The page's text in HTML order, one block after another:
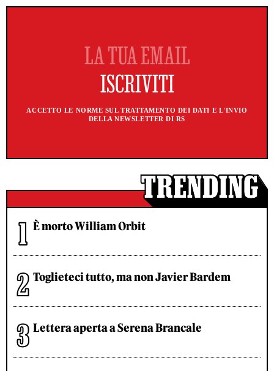
ACCETTO LE NORME SUL TRATTAMENTO DEI DATI E L'INVIO
DELLA NEWSLETTER DI RS
È morto William Orbit
Toglieteci tutto, ma non Javier Bardem
Lettera aperta a Serena Brancale